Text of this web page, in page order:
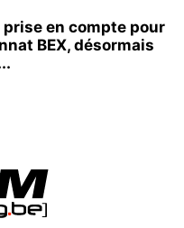
prise en compte pour
BEX, désormais